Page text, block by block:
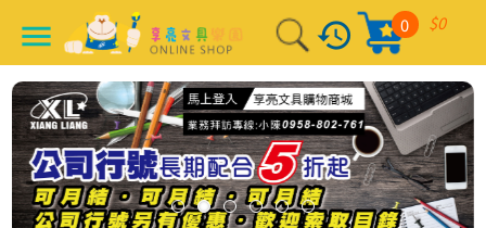
menu history $0
0